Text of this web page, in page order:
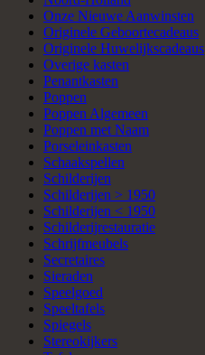
Onze Nieuwe Aanwinsten
Originele Geboortecadeaus
Originele Huwelijkscadeaus
Overige kasten
Penantkasten
Poppen
Poppen Algemeen
Poppen met Naam
Porseleinkasten
Schaakspellen
Schilderijen
Schilderijen > 1950
Schilderijen < 1950
Schilderijrestauratie
Schrijfmeubels
Secretaires
Sieraden
Speelgoed
Speeltafels
Spiegels
Stereokijkers